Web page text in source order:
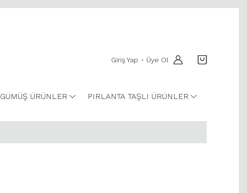
Giriş Yap - Üye Ol
GÜMÜŞ ÜRÜNLER PIRLANTA TAŞLI ÜRÜNLER